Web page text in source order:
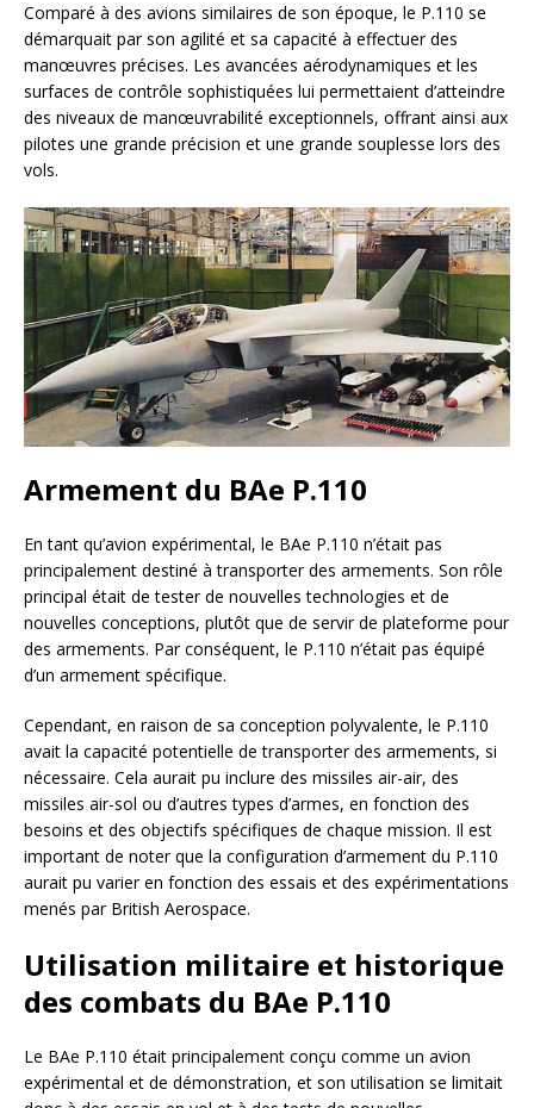
Comparé à des avions similaires de son époque, le P.110 se
démarquait par son agilité et sa capacité à effectuer des
manœuvres précises. Les avancées aérodynamiques et les
surfaces de contrôle sophistiquées lui permettaient d’atteindre
des niveaux de manœuvrabilité exceptionnels, offrant ainsi aux
pilotes une grande précision et une grande souplesse lors des
vols.
Armement du BAe P.110
En tant qu’avion expérimental, le BAe P.110 n’était pas
principalement destiné à transporter des armements. Son rôle
principal était de tester de nouvelles technologies et de
nouvelles conceptions, plutôt que de servir de plateforme pour
des armements. Par conséquent, le P.110 n’était pas équipé
d’un armement spécifique.
Cependant, en raison de sa conception polyvalente, le P.110
avait la capacité potentielle de transporter des armements, si
nécessaire. Cela aurait pu inclure des missiles air-air, des
missiles air-sol ou d’autres types d’armes, en fonction des
besoins et des objectifs spécifiques de chaque mission. Il est
important de noter que la configuration d’armement du P.110
aurait pu varier en fonction des essais et des expérimentations
menés par British Aerospace.
Utilisation militaire et historique
des combats du BAe P.110
Le BAe P.110 était principalement conçu comme un avion
expérimental et de démonstration, et son utilisation se limitait